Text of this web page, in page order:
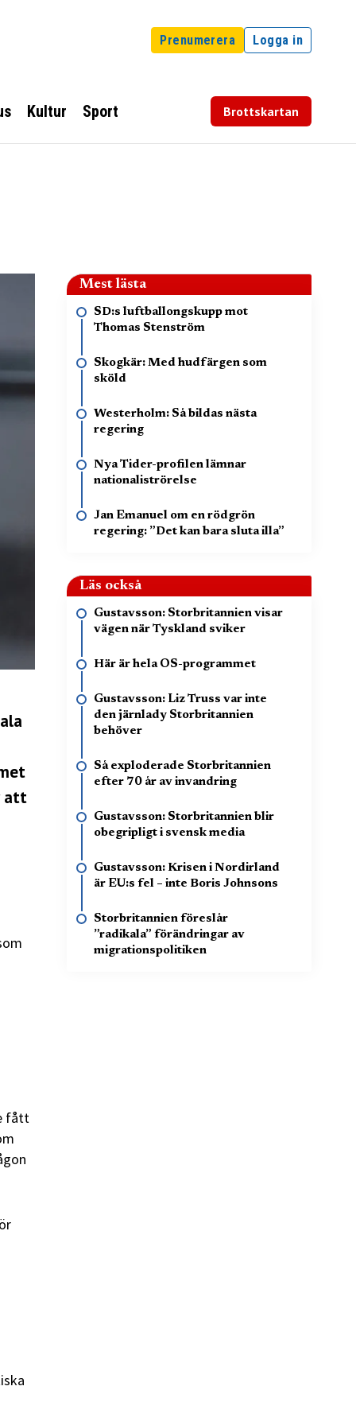
Prenumerera Logga in
Kultur Sport Brottskartan
att
fått
Mest lästa
SD:s luftballongskupp mot
Thomas Stenström
Skogkär: Med hudfärgen som
sköld
Westerholm: Så bildas nästa
regering
Nya Tider-profilen lämnar
nationaliströrelse
Jan Emanuel om en rödgrön
regering: ”Det kan bara sluta illa”
Läs också
Gustavsson: Storbritannien visar
vägen när Tyskland sviker
Här är hela OS-programmet
Gustavsson: Liz Truss var inte
den järnlady Storbritannien
behöver
Så exploderade Storbritannien
efter 70 år av invandring
Gustavsson: Storbritannien blir
obegripligt i svensk media
Gustavsson: Krisen i Nordirland
är EU:s fel – inte Boris Johnsons
Storbritannien föreslår
”radikala” förändringar av
migrationspolitiken